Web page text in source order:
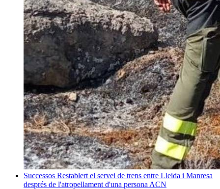
Successos Restablert el servei de trens entre Lleida i Manresa
després de l'atropellament d'una persona ACN